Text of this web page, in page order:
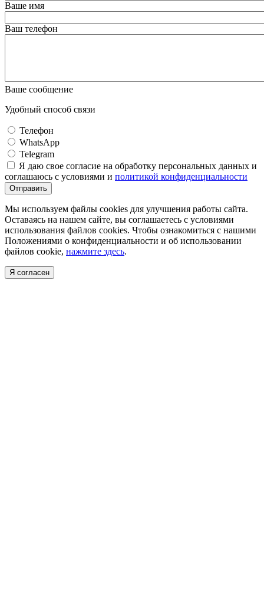
Ваше имя
Ваш телефон
Ваше сообщение
Удобный способ связи
Телефон
WhatsApp
Telegram
Я даю свое согласие на обработку персональных данных и
соглашаюсь с условиями и политикой конфиденциальности
Отправить
Мы используем файлы cookies для улучшения работы сайта.
Оставаясь на нашем сайте, вы соглашаетесь с условиями
использования файлов cookies. Чтобы ознакомиться с нашими
Положениями о конфиденциальности и об использовании
файлов cookie, нажмите здесь.
Я согласен